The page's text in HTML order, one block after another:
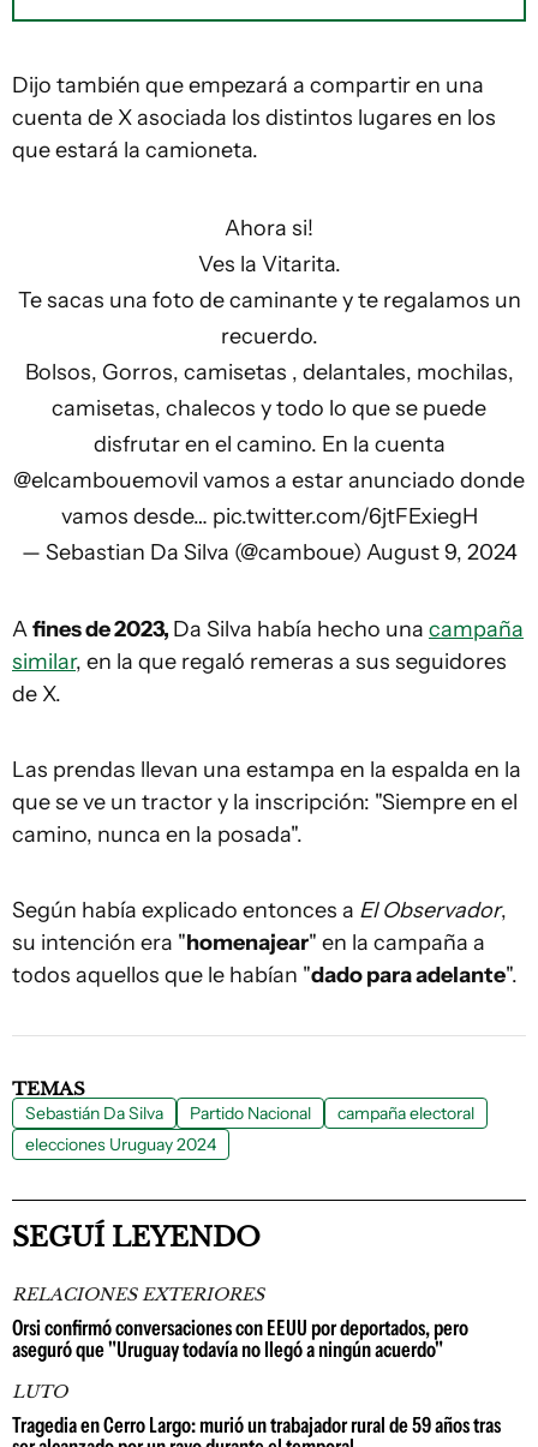
Dijo también que empezará a compartir en una
cuenta de X asociada los distintos lugares en los
que estará la camioneta.
Ahora si!
Ves la Vitarita.
Te sacas una foto de caminante y te regalamos un
recuerdo.
Bolsos, Gorros, camisetas , delantales, mochilas,
camisetas, chalecos y todo lo que se puede
disfrutar en el camino. En la cuenta
@elcambouemovil vamos a estar anunciado donde
vamos desde… pic.twitter.com/6jtFExiegH
— Sebastian Da Silva (@camboue) August 9, 2024
Afines de 2023, Da Silva había hecho una campaña
similar, en la que regaló remeras a sus seguidores
de X.
Las prendas llevan una estampa en la espalda en la
que se ve un tractor y la inscripción: "Siempre en el
camino, nunca en la posada".
Según había explicado entonces a El Observador,
su intención era "homenajear" en la campaña a
todos aquellos que le habían "dado para adelante".
TEMAS
Sebastián Da Silva Partido Nacional
campaña electoral
elecciones Uruguay 2024
SEGUÍ LEYENDO
RELACIONES EXTERIORES
Orsi confirmó conversaciones con EEUU por deportados, pero
aseguró que "Uruguay todavía no llegó a ningún acuerdo"
LUTO
Tragedia en Cerro Largo: murió un trabajador rural de 59 años tras